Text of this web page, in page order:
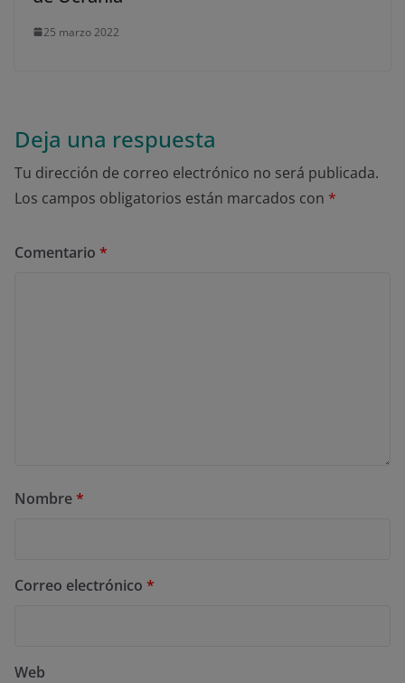
25 marzo 2022
Deja una respuesta
Tu dirección de correo electrónico no será publicada.
Los campos obligatorios están marcados con *
Comentario *
Nombre*
Correo electrónico *
Web